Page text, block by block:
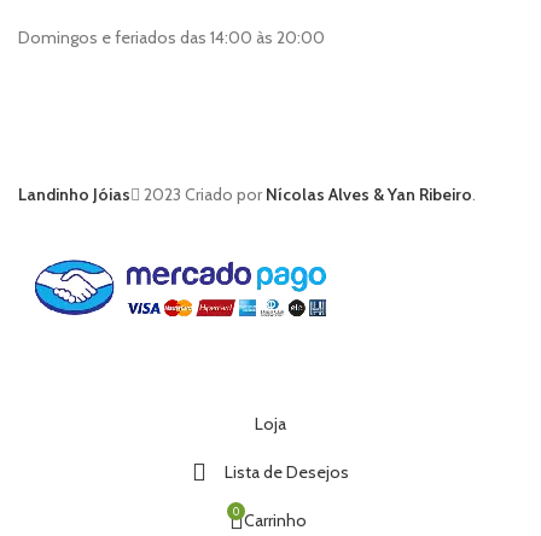
Domingos e feriados das 14:00 às 20:00
Landinho Jóias 2023 Criado porNícolas Alves & Yan Ribeiro.
Loja
Lista de Desejos
0 Carrinho